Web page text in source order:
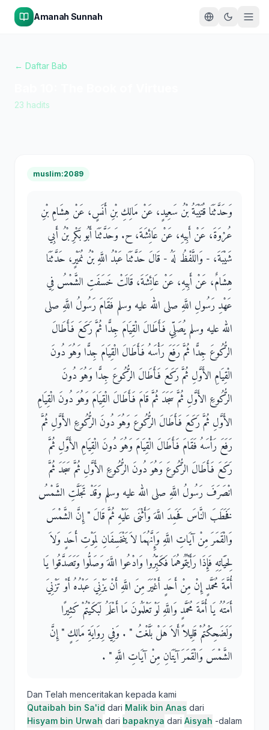
Amanah Sunnah
← Daftar Bab
23 hadits
muslim:2089
وَحَدَّثَنَا قُتَيْبَةُ بْنُ سَعِيدٍ، عَنْ مَالِكِ بْنِ أَنَسٍ، عَنْ هِشَامِ بْنِ
عُرْوَةَ، عَنْ أَبِيهِ، عَنْ عَائِشَةَ، ح. وَحَدَّثَنَا أَبُو بَكْرِ بْنُ أَبِي
شَيْبَةَ، - وَاللَّفْظُ لَهُ - قَالَ حَدَّثَنَا عَبْدُ اللَّهِ بْنُ نُمَيْرٍ، حَدَّثَنَا
هِشَامٌ، عَنْ أَبِيهِ، عَنْ عَائِشَةَ، قَالَتْ خَسَفَتِ الشَّمْسُ فِي
عَهْدِ رَسُولِ اللَّهِ صلى الله عليه وسلم فَقَامَ رَسُولُ اللَّهِ صلى
الله عليه وسلم يُصَلِّي فَأَطَالَ الْقِيَامَ جِدًّا ثُمَّ رَكَعَ فَأَطَالَ
الرُّكُوعَ جِدًّا ثُمَّ رَفَعَ رَأْسَهُ فَأَطَالَ الْقِيَامَ جِدًّا وَهُوَ دُونَ
الْقِيَامِ الأَوَّلِ ثُمَّ رَكَعَ فَأَطَالَ الرُّكُوعَ جِدًّا وَهُوَ دُونَ
الرُّكُوعِ الأَوَّلِ ثُمَّ سَجَدَ ثُمَّ قَامَ فَأَطَالَ الْقِيَامَ وَهُوَ دُونَ الْقِيَامِ
الأَوَّلِ ثُمَّ رَكَعَ فَأَطَالَ الرُّكُوعَ وَهُوَ دُونَ الرُّكُوعِ الأَوَّلِ ثُمَّ
رَفَعَ رَأْسَهُ فَقَامَ فَأَطَالَ الْقِيَامَ وَهُوَ دُونَ الْقِيَامِ الأَوَّلِ ثُمَّ
رَكَعَ فَأَطَالَ الرُّكُوعَ وَهُوَ دُونَ الرُّكُوعِ الأَوَّلِ ثُمَّ سَجَدَ ثُمَّ
انْصَرَفَ رَسُولُ اللَّهِ صلى الله عليه وسلم وَقَدْ تَجَلَّتِ الشَّمْسُ
فَخَطَبَ النَّاسَ فَحَمِدَ اللَّهَ وَأَثْنَى عَلَيْهِ ثُمَّ قَالَ ‏"‏ إِنَّ الشَّمْسَ
وَالْقَمَرَ مِنْ آيَاتِ اللَّهِ وَإِنَّهُمَا لاَ يَنْخَسِفَانِ لِمَوْتِ أَحَدٍ وَلاَ
لِحَيَاتِهِ فَإِذَا رَأَيْتُمُوهُمَا فَكَبِّرُوا وَادْعُوا اللَّهَ وَصَلُّوا وَتَصَدَّقُوا يَا
أُمَّةَ مُحَمَّدٍ إِنْ مِنْ أَحَدٍ أَغْيَرَ مِنَ اللَّهِ أَنْ يَزْنِيَ عَبْدُهُ أَوْ تَزْنِيَ
أَمَتُهُ يَا أُمَّةَ مُحَمَّدٍ وَاللَّهِ لَوْ تَعْلَمُونَ مَا أَعْلَمُ لَبَكَيْتُمْ كَثِيرًا
وَلَضَحِكْتُمْ قَلِيلاً أَلاَ هَلْ بَلَّغْتُ "‏ ‏.‏ وَفِي رِوَايَةِ مَالِكٍ ‏"‏ إِنَّ
الشَّمْسَ وَالْقَمَرَ آيَتَانِ مِنْ آيَاتِ اللَّهِ ‏"‏ ‏.‏
Dan Telah menceritakan kepada kami
Qutaibah bin Sa'id dari Malik bin Anas dari
Hisyam bin Urwah dari bapaknya dari Aisyah -dalam